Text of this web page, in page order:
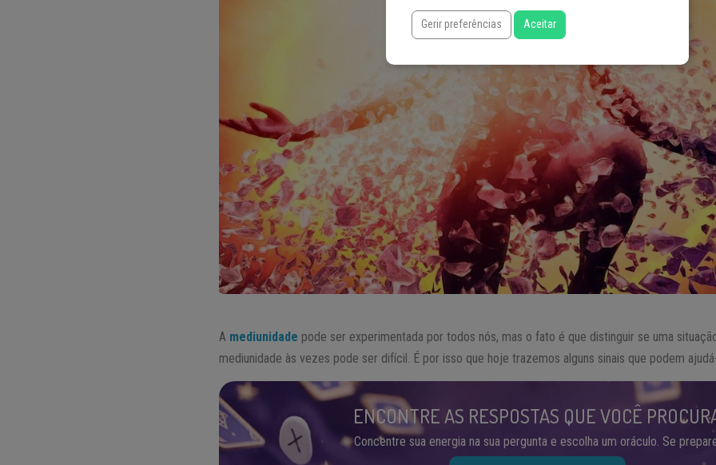
A mediunidade pode ser experimentada por todos nós, mas o fato é que distinguir se uma
mediunidade às vezes pode ser difícil. É por isso que hoje trazemos alguns sinais que podem
ENCONTRE AS RESPOSTAS QUE VOCÊ
Concentre sua energia na sua pergunta e escolha um oráculo. Se
Gerir preferências Aceitar